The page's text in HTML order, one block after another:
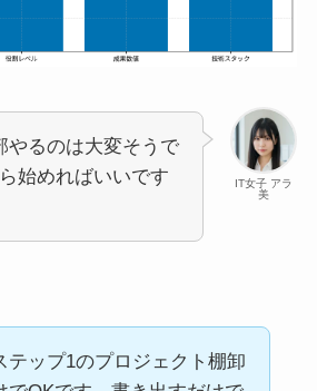
IT女子 アラ
美
やるのは大変そうで
始めればいいです
テップ1のプロジェクト棚卸